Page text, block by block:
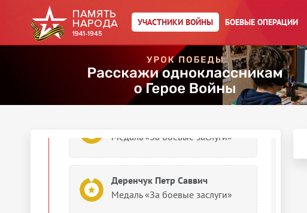
УЧАСТНИКИ ВОЙНЫ БОЕВЫЕ ОПЕРАЦИИ
Деренчук Петр Саввич
Медаль «За оборону Кавказа»
Документы о награждении
Медаль «За боевые заслуги»
Деренчук Петр Саввич
Медаль «За боевые заслуги»